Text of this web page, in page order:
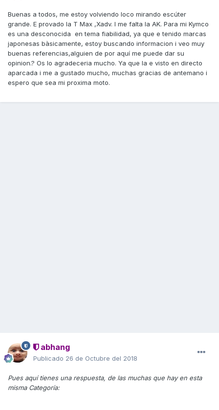
Buenas a todos, me estoy volviendo loco mirando escúter
grande. E provado la T Max ,Xadv. I me falta la AK. Para mi Kymco
es una desconocida en tema fiabilidad, ya que e tenido marcas
japonesas bàsicamente, estoy buscando informacion i veo muy
buenas referencias,alguien de por aquí me puede dar su
opinion.? Os lo agradeceria mucho. Ya que la e visto en directo
aparcada i me a gustado mucho, muchas gracias de antemano i
espero que sea mi proxima moto.
abhang
Publicado 26 de Octubre del 2018
Pues aquí tienes una respuesta, de las muchas que hay en esta
misma Categoría: